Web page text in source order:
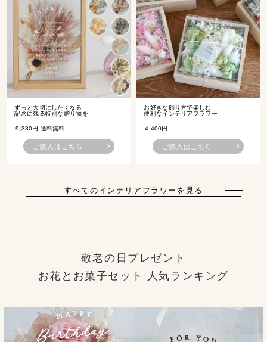
ずっと大切にしたくなる
記念に残る特別な贈り物を
9,380円 送料無料
ご購入はこちら
お好きな飾り方で楽しむ
便利なインテリアフラワー
4,400円
ご購入はこちら
すべてのインテリアフラワーを見る
敬老の日プレゼント
お花とお菓子セット 人気ランキング